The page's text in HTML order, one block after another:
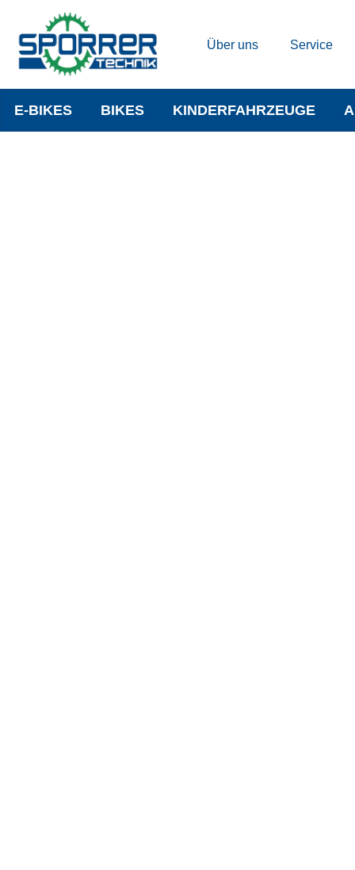
Über uns Service
E-BIKES BIKES KINDERFAHRZEUGE